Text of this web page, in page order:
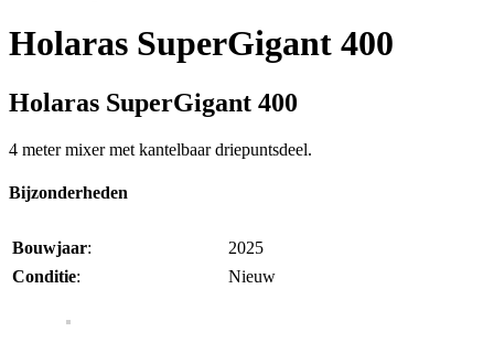
Holaras SuperGigant 400
Holaras SuperGigant 400
4 meter mixer met kantelbaar driepuntsdeel.
Bijzonderheden
Bouwjaar:
2025
Conditie: Nieuw